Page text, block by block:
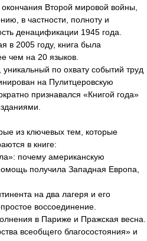
окончания Второй мировой войны,
в частности, полноту и
денацификации 1945 года.
в 2005 году, книга была
чем на 20 языков.
по охвату событий труд
на Пулитцеровскую
признавался «Книгой года»
из ключевых тем, которые
в книге:
почему американскую
получила Западная Европа,
на два лагеря и его
воссоединение.
в Париже и Пражская весна.
всеобщего благосостояния» и